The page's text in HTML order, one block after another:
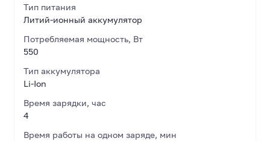
Тип питания
Литий-ионный аккумулятор
Потребляемая мощность, Вт
550
Тип аккумулятора
Li-Ion
Время зарядки, час
4
Время работы на одном заряде, мин